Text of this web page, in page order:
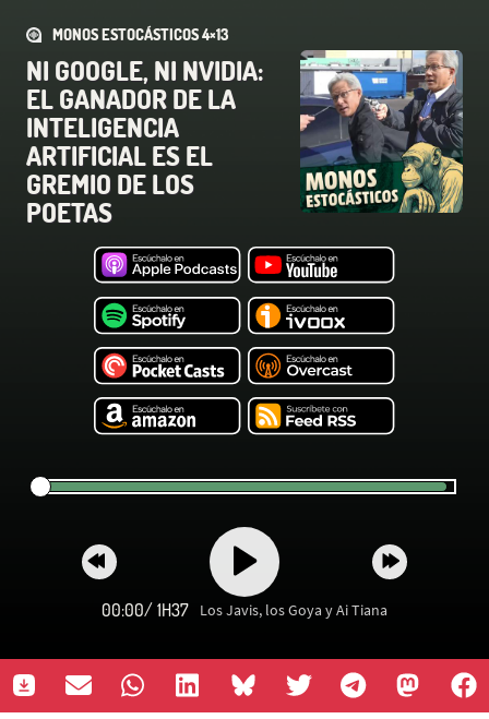
MONOS ESTOCÁSTICOS 4×13
NI GOOGLE, NI NVIDIA:
EL GANADOR DE LA
INTELIGENCIA
ARTIFICIAL ES EL
GREMIO DE LOS
POETAS
00:00/ 1H37 Los Javis, los Goya y Ai Tiana